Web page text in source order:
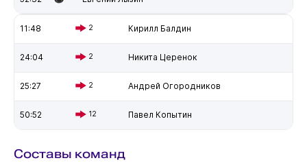
11:48 2 Кирилл Балдин
24:04 2 Никита Церенок
25:27 2 Андрей Огородников
50:52 12 Павел Копытин
Составы команд